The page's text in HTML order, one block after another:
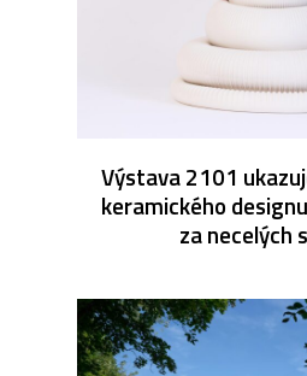
Výstava 2101
keramického
za necelých